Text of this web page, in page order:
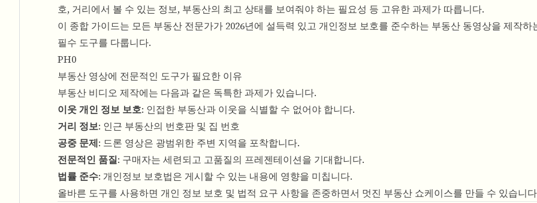
호, 거리에서 볼 수 있는 정보, 부동산의 최고 상태를 보여줘야 하는 필요성 등 고유한 과제가 따릅니다.
이 종합 가이드는 모든 부동산 전문가가 2026년에 설득력 있고 개인정보 보호를 준수하는 부동산 동영상을 제작하
필수 도구를 다룹니다.
PH0
부동산 영상에 전문적인 도구가 필요한 이유
부동산 비디오 제작에는 다음과 같은 독특한 과제가 있습니다.
이웃 개인 정보 보호: 인접한 부동산과 이웃을 식별할 수 없어야 합니다.
거리 정보: 인근 부동산의 번호판 및 집 번호
공중 문제: 드론 영상은 광범위한 주변 지역을 포착합니다.
전문적인 품질: 구매자는 세련되고 고품질의 프레젠테이션을 기대합니다.
법률 준수: 개인정보 보호법은 게시할 수 있는 내용에 영향을 미칩니다.
올바른 도구를 사용하면 개인 정보 보호 및 법적 요구 사항을 존중하면서 멋진 부동산 쇼케이스를 만들 수 있습니